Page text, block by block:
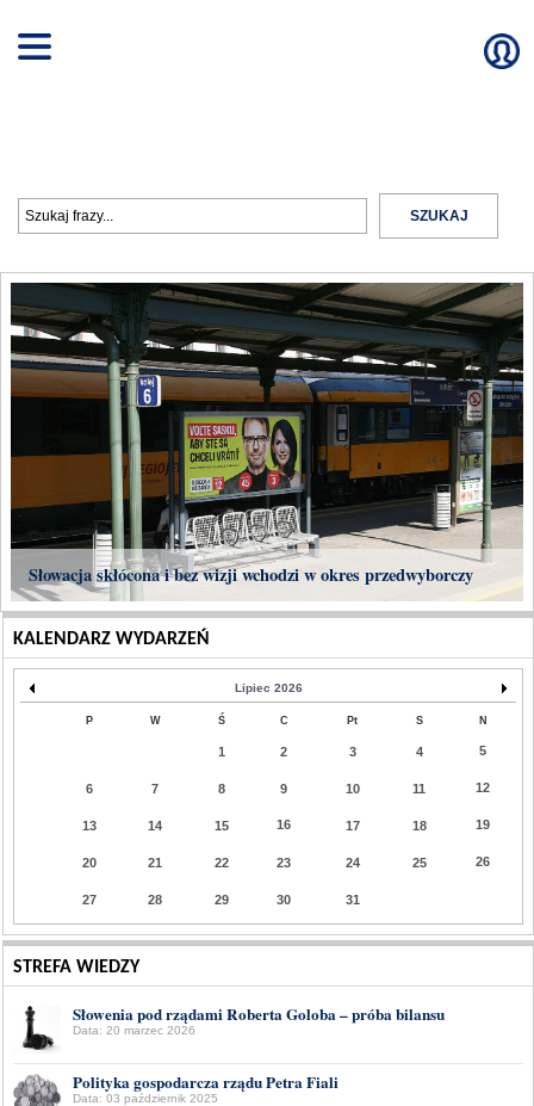
Słowacja skłócona i bez wizji wchodzi w okres przedwyborczy
KALENDARZ WYDARZEŃ
Lipiec 2026
P W Ś C Pt S N
1 2 3 4 5
6 7 8 9 10 11 12
13 14 15 16 17 18 19
20 21 22 23 24 25 26
27 28 29 30 31
STREFA WIEDZY
Słowenia pod rządami Roberta Goloba – próba bilansu
Data: 20 marzec 2026
Polityka gospodarcza rządu Petra Fiali
Data: 03 październik 2025